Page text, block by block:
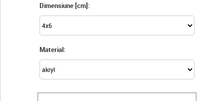
Dimensiune [cm]:
Material: